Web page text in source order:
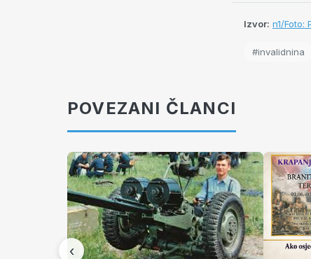
Izvor: n1/Foto:
#invalidnina
POVEZANI ČLANCI
‹